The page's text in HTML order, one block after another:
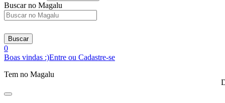
Buscar no Magalu
Buscar
0
Boas vindas :)Entre ou Cadastre-se
Tem no Magalu